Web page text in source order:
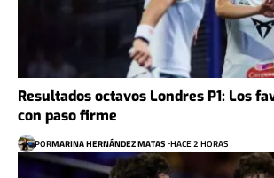
Resultados octavos Londres P1: Los
con paso firme
PORMARINA HERNÁNDEZ MATAS HACE 2 HORAS